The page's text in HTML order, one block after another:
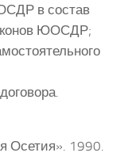
в состав
ЮОСДР;
Осетия». 1990.